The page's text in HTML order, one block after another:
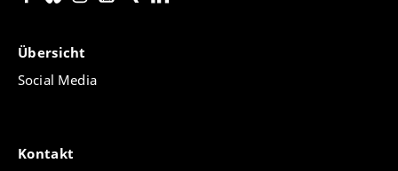
Übersicht
Social Media
Kontakt